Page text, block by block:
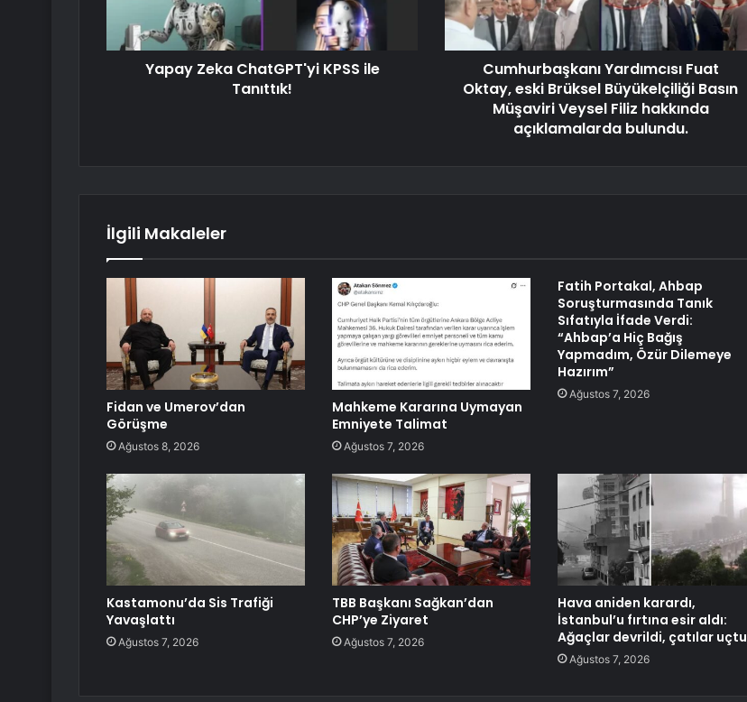
Yapay Zeka ChatGPT'yi KPSS ile
Tanıttık!
Cumhurbaşkanı Yardımcısı Fuat
Oktay, eski Brüksel Büyükelçiliği Basın
Müşaviri Veysel Filiz hakkında
açıklamalarda bulundu.
İlgili Makaleler
Fidan ve Umerov’dan
Görüşme
Ağustos 8, 2026
Mahkeme Kararına Uymayan
Emniyete Talimat
Ağustos 7, 2026
Fatih Portakal, Ahbap
Soruşturmasında Tanık
Sıfatıyla İfade Verdi:
“Ahbap’a Hiç Bağış
Yapmadım, Özür Dilemeye
Hazırım”
Ağustos 7, 2026
Kastamonu’da Sis Trafiği
Yavaşlattı
Ağustos 7, 2026
TBB Başkanı Sağkan’dan
CHP’ye Ziyaret
Ağustos 7, 2026
Hava aniden karardı,
İstanbul’u fırtına esir aldı:
Ağaçlar devrildi, çatılar uçtu
Ağustos 7, 2026